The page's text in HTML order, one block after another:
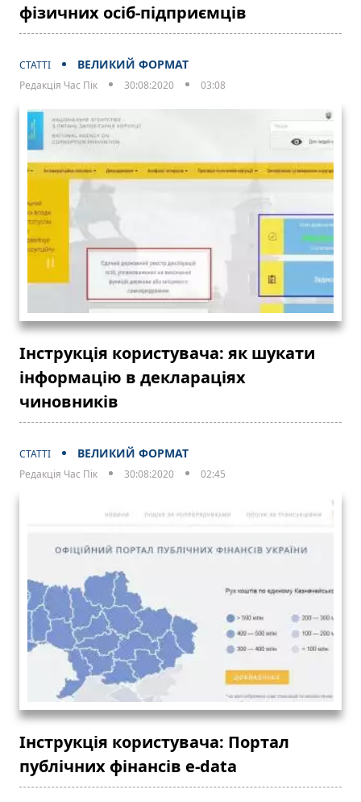
фізичних осіб-підприємців
СТАТТІ ВЕЛИКИЙ ФОРМАТ
Редакція Час Пік 30:08:2020 03:08
Інструкція користувача: як шукати
інформацію в деклараціях
чиновників
СТАТТІ ВЕЛИКИЙ ФОРМАТ
Редакція Час Пік 30:08:2020 02:45
Інструкція користувача: Портал
публічних фінансів e-data